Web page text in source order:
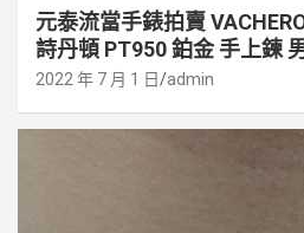
元泰流當手錶拍賣
詩丹頓 PT950 鉑金 手上鍊
2022 年 7 月 1 日 admin